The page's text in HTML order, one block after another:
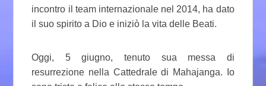
incontro il team internazionale nel 2014, ha dato
il suo spirito a Dio e iniziò la vita delle Beati.
Oggi, 5 giugno, tenuto sua messa di
resurrezione nella Cattedrale di Mahajanga. Io